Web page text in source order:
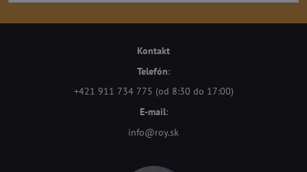
Kontakt
Telefón:
+421 911 734 775 (od 8:30 do 17:00)
E-mail:
info@roy.sk